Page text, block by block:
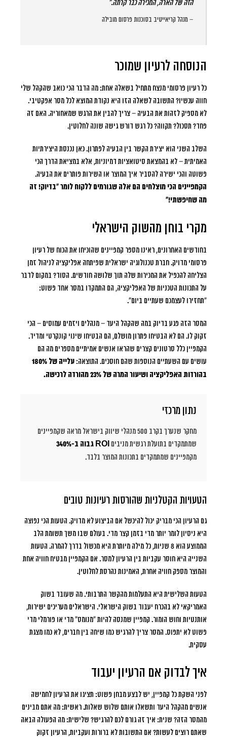
הזה של הארה, המכירה כבר קרתה.”
– מנהל קריאייטיב בסוכנות פרסום מובילה
הנוסחה לרעיון שמוכר
כל רעיון פרסומי מנצח מתחיל בשאלה אחת: מה הדבר הכי כואב שהקהל שלי
חווה עכשיו? התשובה לשאלה הזו היא נקודת המוצא לכל מסר אפקטיבי.
לא מספיק לזהות את הבעיה – צריך להבין את הרגש שמאחוריה. האם זה
פחד? תסכול? תקווה? כל רגש דורש גישה שונה לחלוטין.
השלב השני הוא יצירת הקשר בין הבעיה לפתרון. כאן נכנסת היצירתיות
האמיתית – לא בהמצאת סיטואציות דמיוניות, אלא במציאת הדרך הכי
פשוטה והכי ישירה להסביר איך המוצר או השירות פותרים את הבעיה.
הקמפיינים הכי מוצלחים הם אלה שגורמים ללקוח לומר “בדיוק! זה
מה שחיפשתי!”
מקרי בוחן מהשוק הישראלי
בחודשים האחרונים, ראינו מספר קמפיינים שהוכיחו את הכוח של רעיון
פרסומי מדויק. חברת טכנולוגיה ישראלית שפיתחה אפליקציה לניהול זמן
הצליחה להכפיל את המכירות שלה תוך שלושה חודשים. הסוד? במקום לדבר
על התכונות הטכניות של האפליקציה, הם התמקדו במסר אחד פשוט:
“תחזירו לעצמכם שעתיים ביום”.
המסר הזה פגע בדיוק במה שהקהל היעד – מנהלים ויזמים עמוסים – הכי
זקוק לו. הם לא הבטיחו פתרון מושלם, הם הבטיחו שינוי קונקרטי ומדיד.
הקמפיין כלל סרטונים קצרים שהראו אנשים אמיתיים מספרים מה הם
עושים עם השעתיים הנוספות שהם חוסכים. התוצאה:
עלייה של 180%
בהורדות האפליקציה ושיעור המרה של 23% מהורדה לרכישה.
נתון מרכזי
מחקר שנערך בקרב 500 מנהלי שיווק בישראל מראה שקמפיינים
שמתמקדים בתועלת רגשית מניבים ROI גבוה ב-340%
מקמפיינים שמתמקדים בתכונות המוצר בלבד.
הטעויות הקטלניות שהורסות רעיונות טובים
גם הרעיון הכי מבריק יכול להיכשל אם הביצוע לא מדויק. הטעות הכי נפוצה
היא ניסיון לומר יותר מדי בזמן קצר מדי. בעולם שבו משך תשומת הלב
הממוצע הוא 8 שניות, כל מילה מיותרת היא מכשול בדרך להמרה. הטעות
השנייה היא חוסר עקביות בין הרעיון למסר. אם הקמפיין מבטיח חוויה אחת
והמוצר מספק חוויה אחרת, האמינות נהרסת לחלוטין.
הטעות השלישית היא התעלמות מהקשר התרבותי. מה שעובד בשוק
האמריקאי לא בהכרח יעבוד בשוק הישראלי. הישראלים מעריכים ישירות,
אותנטיות וחוש הומור. קמפיין שמנסה להיות “מנומס” מדי או פורמלי מדי
פשוט לא יתפוס. המסר צריך להרגיש כמו שיחה בין חברים, לא כמו מצגת
עסקית.
איך לבדוק אם הרעיון יעבוד
לפני השקת כל קמפיין, יש לבצע מבחן פשוט: תציגו את הרעיון לחמישה
אנשים מהקהל היעד ותשאלו אותם שלוש שאלות. ראשית: מה אתם מבינים
מהמסר הזה? שנית: איך זה גורם לכם להרגיש? שלישית: מה הפעולה הבאה
שאתם רוצים לעשות? אם התשובות לא ברורות ועקביות, הרעיון זקוק